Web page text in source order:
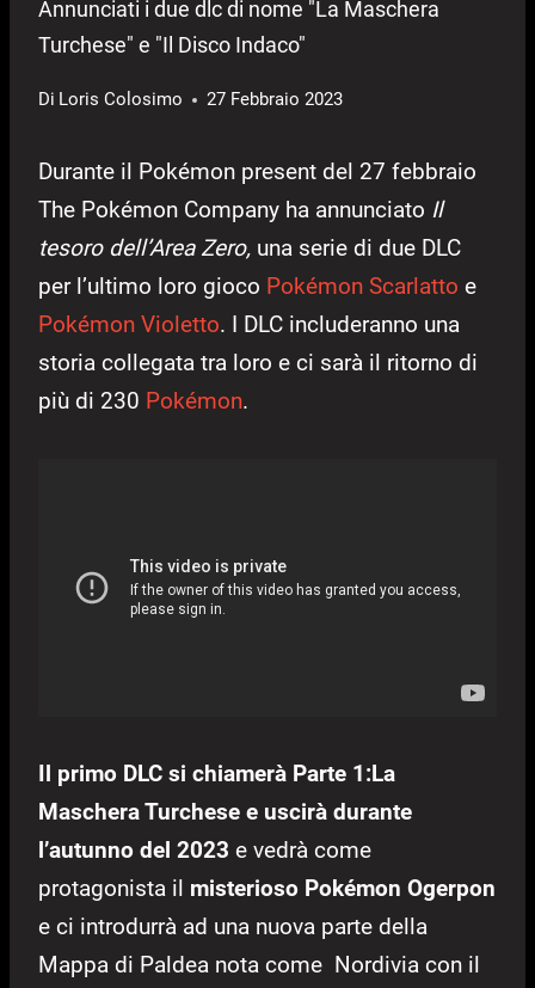
Annunciati i due dlc di nome "La Maschera
Turchese" e "Il Disco Indaco"
Di Loris Colosimo 27 Febbraio 2023
Durante il Pokémon present del 27 febbraio
The Pokémon Company ha annunciato Il
tesoro dell’Area Zero, una serie di due DLC
per l’ultimo loro gioco Pokémon Scarlatto e
Pokémon Violetto. I DLC includeranno una
storia collegata tra loro e ci sarà il ritorno di
più di 230 Pokémon.
Il primo DLC si chiamerà Parte 1:La
Maschera Turchese e uscirà durante
l’autunno del 2023 e vedrà come
protagonista il misterioso Pokémon Ogerpon
e ci introdurrà ad una nuova parte della
Mappa di Paldea nota come Nordivia con il